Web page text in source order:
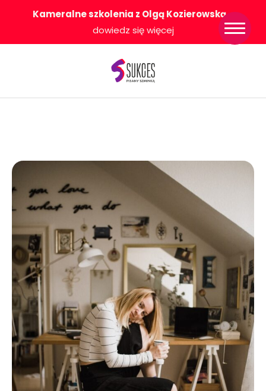
Kameralne szkolenia z Olgą Kozierowską-
dowiedz się więcej
Strona główna
Konkurs Sukces